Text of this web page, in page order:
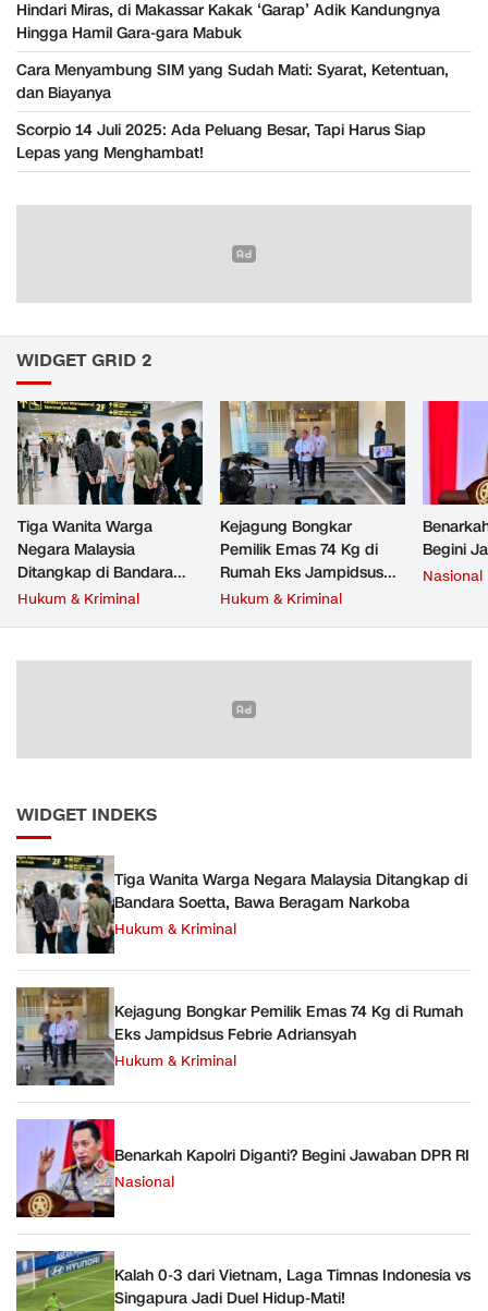
Hindari Miras, di Makassar Kakak ‘Garap’ Adik Kandungnya
Hingga Hamil Gara-gara Mabuk
Cara Menyambung SIM yang Sudah Mati: Syarat, Ketentuan,
dan Biayanya
Scorpio 14 Juli 2025: Ada Peluang Besar, Tapi Harus Siap
Lepas yang Menghambat!
WIDGET GRID 2
Tiga Wanita Warga
Negara Malaysia
Ditangkap di Bandara
Soetta, Bawa Beragam
Hukum & Kriminal
Kejagung Bongkar
Pemilik Emas 74 Kg di
Rumah Eks Jampidsus
Febrie Adriansyah
Hukum & Kriminal
Begini
Nasional
WIDGET INDEKS
Tiga Wanita Warga Negara Malaysia Ditangkap di
Bandara Soetta, Bawa Beragam Narkoba
Hukum & Kriminal
Kejagung Bongkar Pemilik Emas 74 Kg di Rumah
Eks Jampidsus Febrie Adriansyah
Hukum & Kriminal
Benarkah Kapolri Diganti? Begini Jawaban DPR RI
Nasional
Kalah 0-3 dari Vietnam, Laga Timnas Indonesia vs
Singapura Jadi Duel Hidup-Mati!